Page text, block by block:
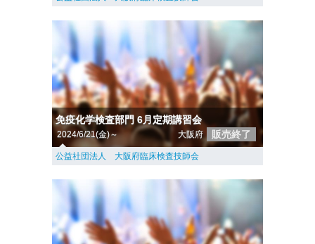
免疫化学検査部門 6月定期講習会
2024/6/21(金)～ 大阪府 販売終了
公益社団法人 大阪府臨床検査技師会